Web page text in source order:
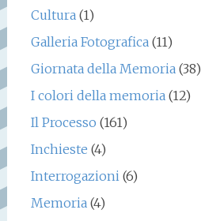
Cultura(1)
Galleria Fotografica(11)
Giornata della Memoria(38)
I colori della memoria(12)
Il Processo (161)
Inchieste (4)
Interrogazioni(6)
Memoria(4)